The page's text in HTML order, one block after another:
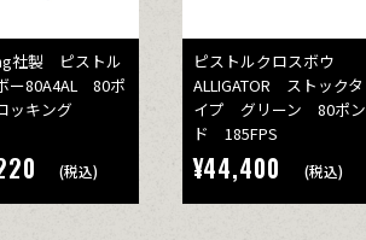
社製 ピストル
ー80A4AL 80ポ
キング
(税込)
ピストルクロスボウ
ALLIGATOR ストックタ
イプ グリーン 80ポン
ド 185FPS
¥44,400 (税込)